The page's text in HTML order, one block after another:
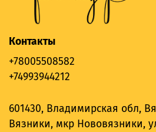
Контакты
+78005508582
+74993944212
601430, Владимирская обл,
Вязники, мкр Нововязники,